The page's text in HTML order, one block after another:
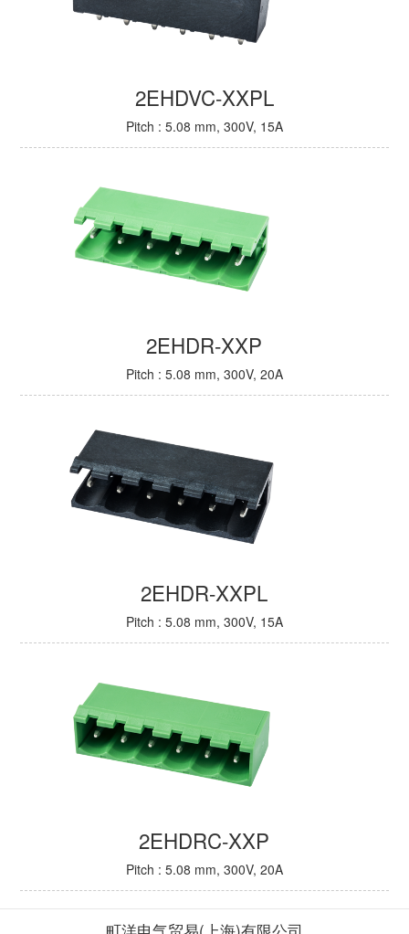
2EHDVC-XXPL
Pitch : 5.08 mm, 300V, 15A
2EHDR-XXP
Pitch : 5.08 mm, 300V, 20A
2EHDR-XXPL
Pitch : 5.08 mm, 300V, 15A
2EHDRC-XXP
Pitch : 5.08 mm, 300V, 20A